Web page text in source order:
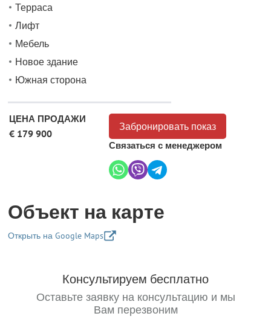
Терраса
Лифт
Мебель
Новое здание
Южная сторона
ЦЕНА ПРОДАЖИ
€ 179 900
Забронировать показ
Связаться с менеджером
Объект на карте
Открыть на Google Maps
Консультируем бесплатно
Оставьте заявку на консультацию и мы
Вам перезвоним